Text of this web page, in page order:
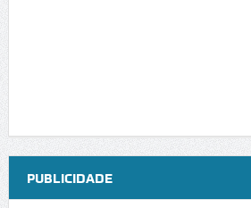
PUBLICIDADE